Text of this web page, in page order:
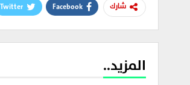
شارك Facebook
Twitter
المزيد..